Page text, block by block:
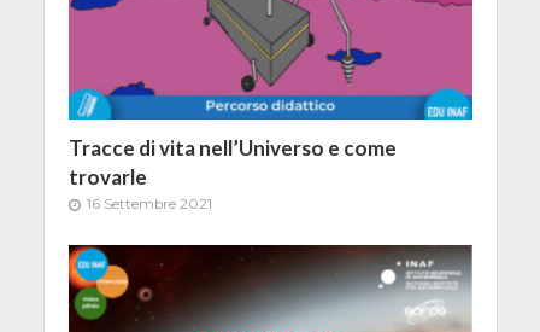
Tracce di vita nell’Universo e come
trovarle
16 Settembre 2021